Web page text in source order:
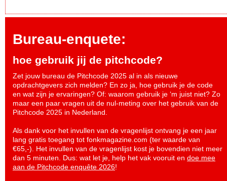
Bureau-enquete:
hoe gebruik jij de pitchcode?
Zet jouw bureau de Pitchcode 2025 al in als nieuwe
opdrachtgevers zich melden? En zo ja, hoe gebruik je de code
en wat zijn je ervaringen? Of: waarom gebruik je ‘m juist niet? Zo
maar een paar vragen uit de nul-meting over het gebruik van de
Pitchcode 2025 in Nederland.
Als dank voor het invullen van de vragenlijst ontvang je een jaar
lang gratis toegang tot fonkmagazine.com (ter waarde van
€65,-). Het invullen van de vragenlijst kost je bovendien niet meer
dan 5 minuten. Dus: wat let je, help het vak vooruit en doe mee
aan de Pitchcode enquête 2026!